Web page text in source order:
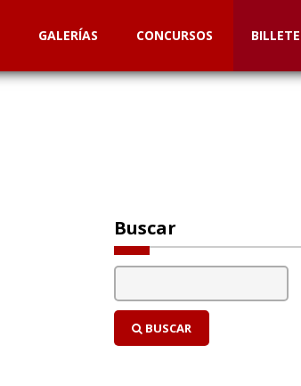
GALERÍAS CONCURSOS
Buscar
BUSCAR